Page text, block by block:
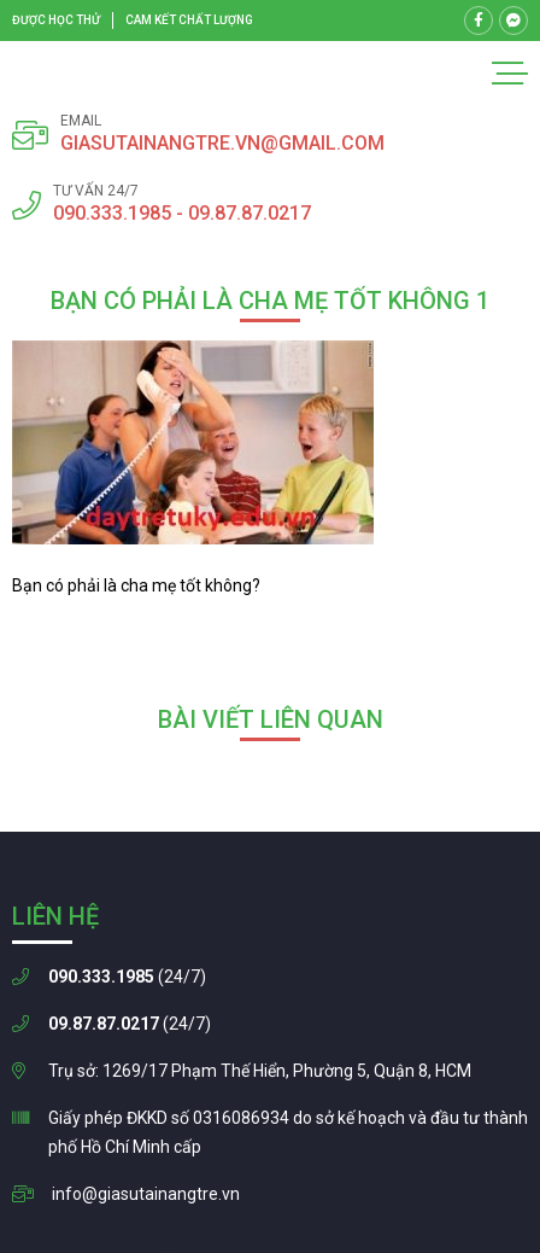
ĐƯỢC HỌC THỬ CAM KẾT CHẤT LƯỢNG
EMAIL
GIASUTAINANGTRE.VN@GMAIL.COM
TƯ VẤN 24/7
090.333.1985 - 09.87.87.0217
BẠN CÓ PHẢI LÀ CHA MẸ TỐT KHÔNG 1
Bạn có phải là cha mẹ tốt không?
BÀI VIẾT LIÊN QUAN
LIÊN HỆ
090.333.1985 (24/7)
09.87.87.0217(24/7)
Trụ sở: 1269/17 Phạm Thế Hiển, Phường 5, Quận 8, HCM
Giấy phép ĐKKD số 0316086934 do sở kế hoạch và đầu tư thành
phố Hồ Chí Minh cấp
info@giasutainangtre.vn